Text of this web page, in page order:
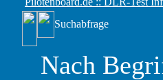
Suchabfrage
Nach